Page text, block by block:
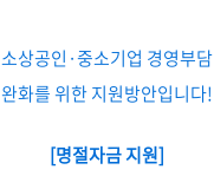
소상공인·중소기업 경영부담
완화를 위한 지원방안입니다!
[명절자금 지원]